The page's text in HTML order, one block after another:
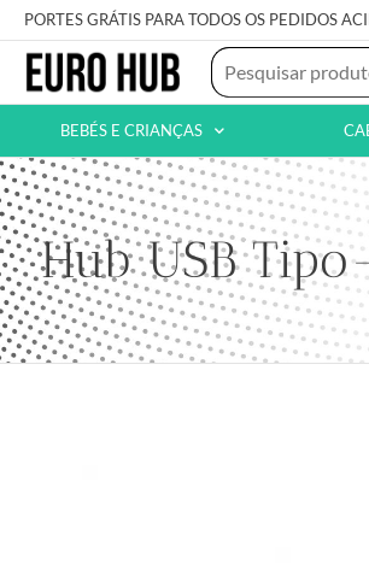
PORTES GRÁTIS PARA TODOS OS PEDIDOS
BEBÉS E CRIANÇAS
Hub USB